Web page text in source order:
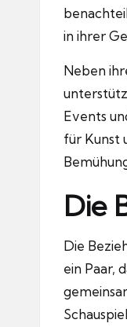
in ihrer
Neben
Events
für Kunst
Die
Die
ein Paar,